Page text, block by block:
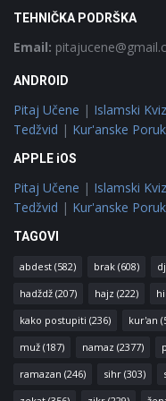
TEHNIČKA PODRŠKA
Email:
ANDROID
Pitaj Učene | Islamski Kviz
Tedžvid | Kur'anske
APPLE iOS
Pitaj Učene | Islamski Kviz
Tedžvid | Kur'anske
TAGOVI
abdest (582) brak (608)
hadždž (207) hajz (222)
kako postupiti (236) kur'an
muž (187) namaz (2377)
ramazan (246) sihr (303)